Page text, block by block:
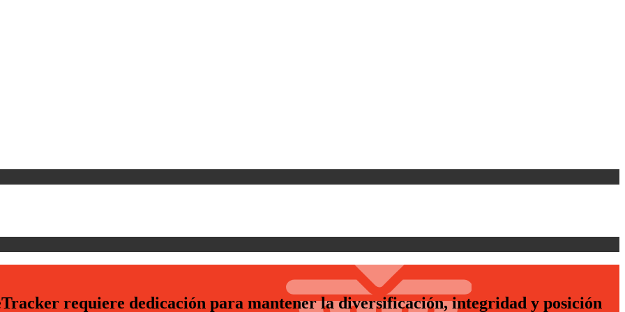
requiere dedicación para mantener la diversificación, integridad y posición